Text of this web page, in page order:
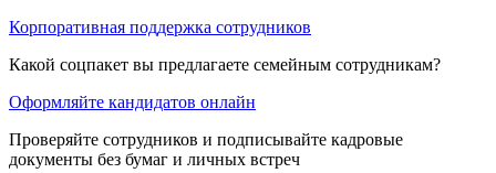
Корпоративная поддержка сотрудников
Какой соцпакет вы предлагаете семейным сотрудникам?
Оформляйте кандидатов онлайн
Проверяйте сотрудников и подписывайте кадровые
документы без бумаг и личных встреч